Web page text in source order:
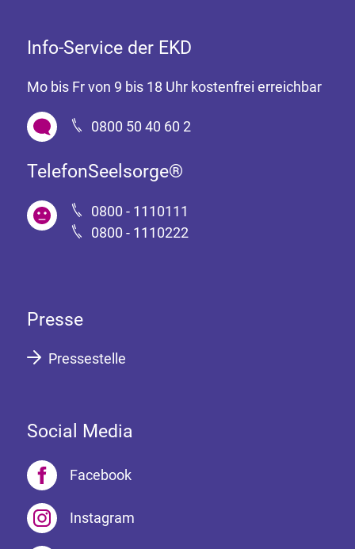
Info-Service der EKD
Mo bis Fr von 9 bis 18 Uhr kostenfrei erreichbar
0800 50 40 60 2
TelefonSeelsorge®
0800 - 1110111
0800 - 1110222
Presse
Pressestelle
Social Media
Facebook
Instagram